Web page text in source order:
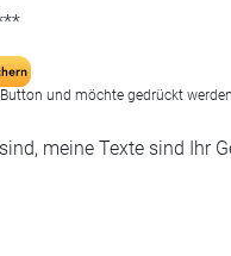
und möchte gedrückt
meine Texte sind Ihr